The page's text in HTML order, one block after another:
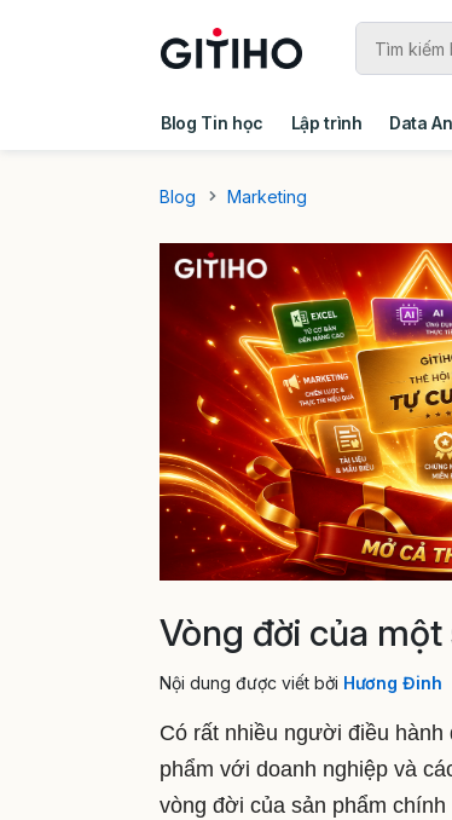
Blog Tin học Lập trình Data
Blog
Marketing
Vòng đời của
Nội dung được viết bởi Hương Đinh
Có rất nhiều người điều
phẩm với doanh nghiệp và
vòng đời của sản phẩm